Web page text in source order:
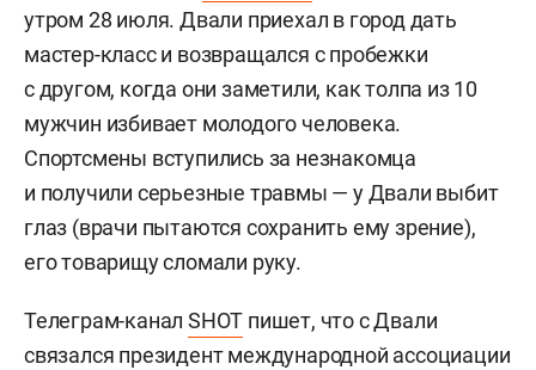
утром 28 июля. Двали приехал в город дать
мастер-класс и возвращался с пробежки
с другом, когда они заметили, как толпа из 10
мужчин избивает молодого человека.
Спортсмены вступились за незнакомца
и получили серьезные травмы — у Двали выбит
глаз (врачи пытаются сохранить ему зрение),
его товарищу сломали руку.
Телеграм-каналSHOT пишет, что с Двали
связался президент международной ассоциации